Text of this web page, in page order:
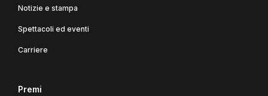
Notizie e stampa
Spettacoli ed eventi
Carriere
Premi